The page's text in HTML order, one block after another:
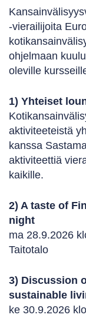
-vierailijoita
ohjelmaan
oleville
1) Yhteiset
aktiviteeteistä
kanssa
aktiviteettiä
kaikille.
2) A taste of
night
ma 28.9.2026
Taitotalo
3) Discussion
sustainable
ke 30.9.2026